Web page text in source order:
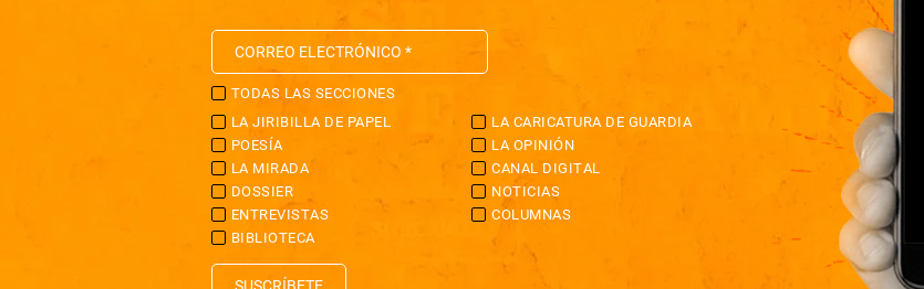
TODAS LAS SECCIONES
LA JIRIBILLA DE PAPEL
LA CARICATURA DE GUARDIA
POESÍA
LA OPINIÓN
LA MIRADA
CANAL DIGITAL
DOSSIER
NOTICIAS
ENTREVISTAS
COLUMNAS
BIBLIOTECA
SUSCRÍBETE